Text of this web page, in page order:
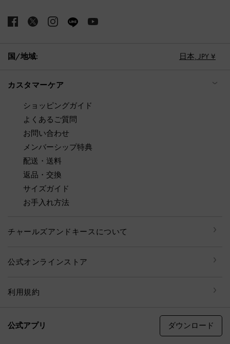
国/地域: 日本, JPY ¥
カスタマーケア
ショッピングガイド
よくあるご質問
お問い合わせ
メンバーシップ特典
配送・送料
返品・交換
サイズガイド
お手入れ方法
チャールズアンドキースについて
公式オンラインストア
利用規約
公式アプリ ダウンロード